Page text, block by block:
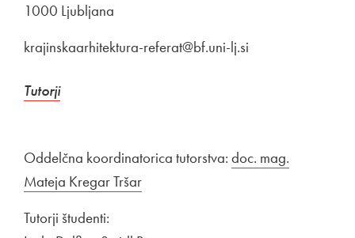
1000 Ljubljana
krajinskaarhitektura-referat@bf.uni-lj.si
Tutorji
Oddelčna koordinatorica tutorstva: doc. mag.
Mateja Kregar Tršar
Tutorji študenti: